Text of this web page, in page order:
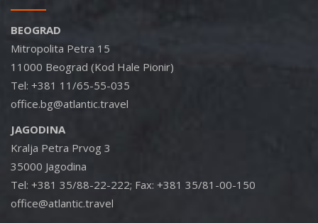
BEOGRAD
Mitropolita Petra 15
11000 Beograd (Kod Hale Pionir)
Tel: +381 11/65-55-035
office.bg@atlantic.travel
JAGODINA
Kralja Petra Prvog 3
35000 Jagodina
Tel: +381 35/88-22-222; Fax: +381 35/81-00-150
office@atlantic.travel